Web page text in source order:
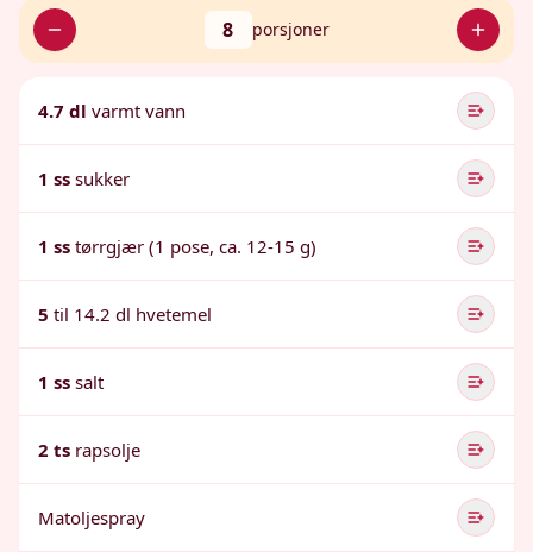
8 porsjoner
4.7 dl varmt vann
1 ss sukker
1 ss tørrgjær (1 pose, ca. 12-15 g)
5 til 14.2 dl hvetemel
1 ss salt
2 ts rapsolje
Matoljespray